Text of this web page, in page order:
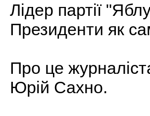
Лідер партії
Президенти як
Про це
Юрій Сахно.